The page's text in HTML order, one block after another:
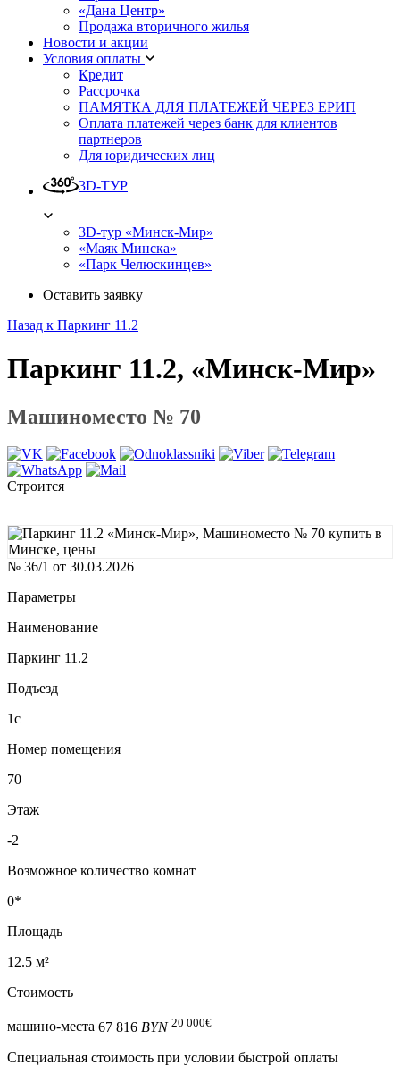
«Дана Центр»
Продажа вторичного жилья
Новости и акции
Условия оплаты
Кредит
Рассрочка
ПАМЯТКА ДЛЯ ПЛАТЕЖЕЙ ЧЕРЕЗ ЕРИП
Оплата платежей через банк для клиентов
партнеров
Для юридических лиц
3D-ТУР
3D-тур «Минск-Мир»
«Маяк Минска»
«Парк Челюскинцев»
Оставить заявку
Назад к Паркинг 11.2
Паркинг 11.2, «Минск-Мир»
Машиноместо № 70
Строится
№ 36/1 от 30.03.2026
Параметры
Наименование
Паркинг 11.2
Подъезд
1с
Номер помещения
70
Этаж
-2
Возможное количество комнат
0*
Площадь
12.5 м²
Стоимость
машино-места 67 816 BYN 20 000€
Специальная cтоимость при условии быстрой оплаты